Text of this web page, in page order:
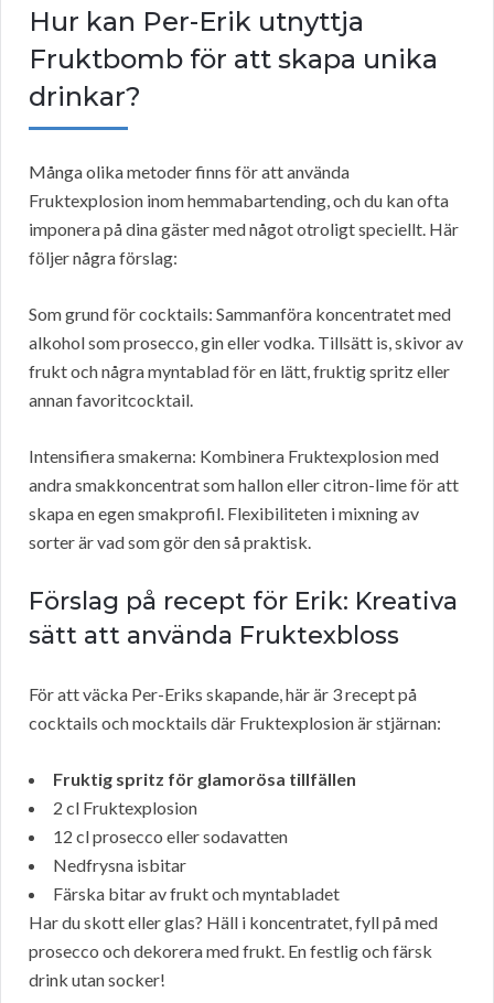
Hur kan Per-Erik utnyttja
Fruktbomb för att skapa unika
drinkar?
Många olika metoder finns för att använda
Fruktexplosion inom hemmabartending, och du kan ofta
imponera på dina gäster med något otroligt speciellt. Här
följer några förslag:
Som grund för cocktails: Sammanföra koncentratet med
alkohol som prosecco, gin eller vodka. Tillsätt is, skivor av
frukt och några myntablad för en lätt, fruktig spritz eller
annan favoritcocktail.
Intensifiera smakerna: Kombinera Fruktexplosion med
andra smakkoncentrat som hallon eller citron-lime för att
skapa en egen smakprofil. Flexibiliteten i mixning av
sorter är vad som gör den så praktisk.
Förslag på recept för Erik: Kreativa
sätt att använda Fruktexbloss
För att väcka Per-Eriks skapande, här är 3 recept på
cocktails och mocktails där Fruktexplosion är stjärnan:
Fruktig spritz för glamorösa tillfällen
2 cl Fruktexplosion
12 cl prosecco eller sodavatten
Nedfrysna isbitar
Färska bitar av frukt och myntabladet
Har du skott eller glas? Häll i koncentratet, fyll på med
prosecco och dekorera med frukt. En festlig och färsk
drink utan socker!